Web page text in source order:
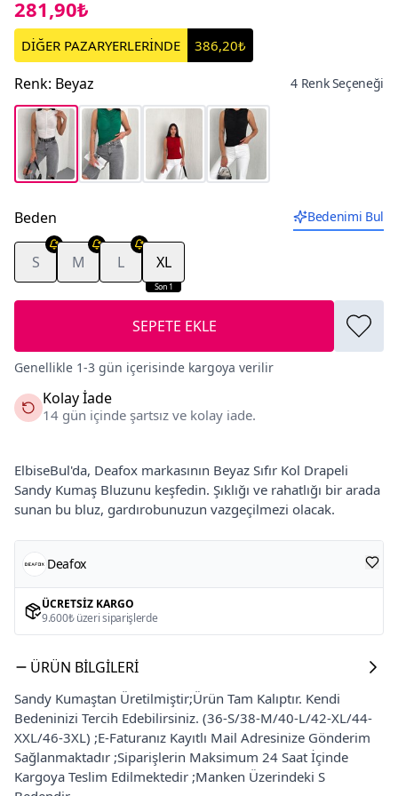
281,90₺
DİĞER PAZARYERLERİNDE 386,20₺
Renk: Beyaz 4 Renk Seçeneği
Beden Bedenimi Bul
S M L
Son 1
XL
SEPETE EKLE
Genellikle 1-3 gün içerisinde kargoya verilir
Kolay İade
14 gün içinde şartsız ve kolay iade.
ElbiseBul'da, Deafox markasının Beyaz Sıfır Kol Drapeli
Sandy Kumaş Bluzunu keşfedin. Şıklığı ve rahatlığı bir arada
sunan bu bluz, gardırobunuzun vazgeçilmezi olacak.
Deafox
ÜCRETSIZ KARGO
9.600₺ üzeri siparişlerde
ÜRÜN BILGILERI
Sandy Kumaştan Üretilmiştir;Ürün Tam Kalıptır. Kendi
Bedeninizi Tercih Edebilirsiniz. (36-S/38-M/40-L/42-XL/44-
XXL/46-3XL) ;E-Faturanız Kayıtlı Mail Adresinize Gönderim
Sağlanmaktadır ;Siparişlerin Maksimum 24 Saat İçinde
Kargoya Teslim Edilmektedir ;Manken Üzerindeki S